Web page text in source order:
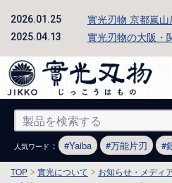
2026.01.25 實光刃物 京都嵐
2025.04.13 實光刃物の大阪・
人気ワード ： Yaiba 万能片刃
TOP 實光について お知らせ・メディ